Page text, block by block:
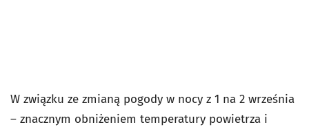
W związku ze zmianą pogody w nocy z 1 na 2 września
– znacznym obniżeniem temperatury powietrza i